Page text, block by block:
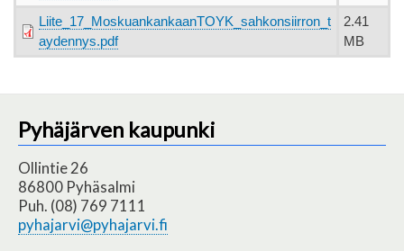
Liite_17_MoskuankankaanTOYK_sahkonsiirron_t
aydennys.pdf
2.41
MB
Pyhäjärven kaupunki
Ollintie 26
86800 Pyhäsalmi
Puh. (08) 769 7111
pyhajarvi@pyhajarvi.fi